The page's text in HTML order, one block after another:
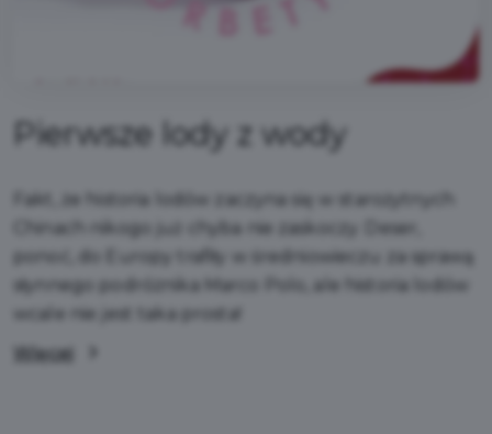
Pierwsze lody z wody
Fakt, że historia lodów zaczyna się w starożytnych
Chinach nikogo już chyba nie zaskoczy. Deser,
ponoć, do Europy trafiły w średniowieczu za sprawą
słynnego podróżnika Marco Polo, ale historia lodów
wcale nie jest taka prosta!
Więcej